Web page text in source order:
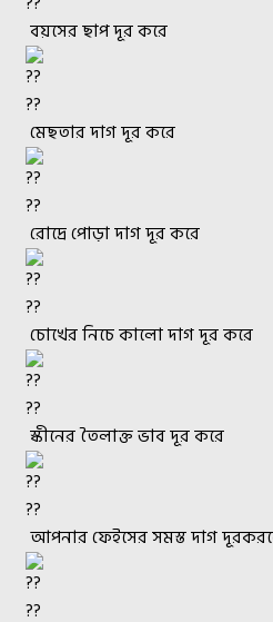
বয়সের ছাপ দূর করে
মেছতার দাগ দূর করে
রোদ্রে পোড়া দাগ দূর করে
চোখের নিচে কালো দাগ দূর করে
স্কীনের তৈলাক্ত ভাব দূর করে
আপনার ফেইসের সমস্ত দাগ